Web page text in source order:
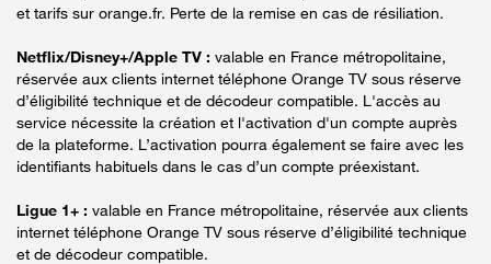
et tarifs sur orange.fr. Perte de la remise en cas de résiliation.
Netflix/Disney+/Apple TV : valable en France métropolitaine,
réservée aux clients internet téléphone Orange TV sous réserve
d’éligibilité technique et de décodeur compatible. L'accès au
service nécessite la création et l'activation d'un compte auprès
de la plateforme. L’activation pourra également se faire avec les
identifiants habituels dans le cas d’un compte préexistant.
Ligue 1+ : valable en France métropolitaine, réservée aux clients
internet téléphone Orange TV sous réserve d’éligibilité technique
et de décodeur compatible.